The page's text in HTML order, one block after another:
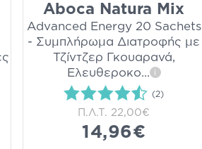
Aboca Natura Mix
Advanced Energy 20 Sachets
- Συμπλήρωμα Διατροφής με
Τζίντζερ Γκουαρανά,
Ελευθεροκο... i
(2)
Π.Λ.Τ.22,00€
14,96€